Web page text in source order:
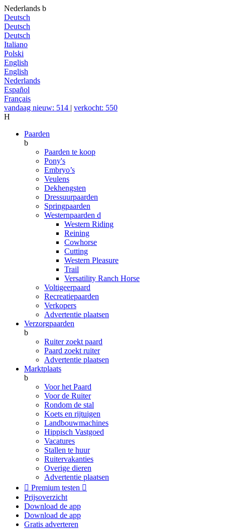
Nederlands b
Deutsch
Deutsch
Deutsch
Italiano
Polski
English
English
Nederlands
Español
Français
vandaag nieuw: 514 | verkocht: 550
H
Paarden
b
Paarden te koop
Pony's
Embryo’s
Veulens
Dekhengsten
Dressuurpaarden
Springpaarden
Westernpaarden d
Western Riding
Reining
Cowhorse
Cutting
Western Pleasure
Trail
Versatility Ranch Horse
Voltigeerpaard
Recreatiepaarden
Verkopers
Advertentie plaatsen
Verzorgpaarden
b
Ruiter zoekt paard
Paard zoekt ruiter
Advertentie plaatsen
Marktplaats
b
Voor het Paard
Voor de Ruiter
Rondom de stal
Koets en rijtuigen
Landbouwmachines
Hippisch Vastgoed
Vacatures
Stallen te huur
Ruitervakanties
Overige dieren
Advertentie plaatsen
 Premium testen 
Prijsoverzicht
Download de app
Download de app
Gratis adverteren